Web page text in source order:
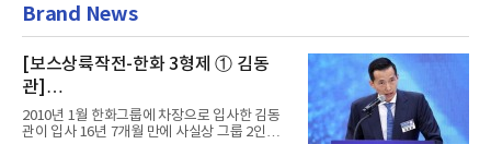
Brand News
[보스상륙작전-한화 3형제 ① 김동
관]
입사 16년 만에 수석부회장 … 경영승
계 ‘초읽기’
2010년 1월 한화그룹에 차장으로 입사한 김동
관이 입사 16년 7개월 만에 사실상 그룹 2인자